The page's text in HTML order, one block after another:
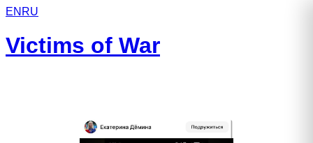
EN RU
Victims of War